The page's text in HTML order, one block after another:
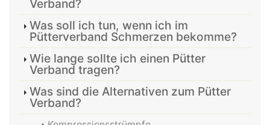
Verband?
Was soll ich tun, wenn ich im
Pütterverband Schmerzen bekomme?
Wie lange sollte ich einen Pütter
Verband tragen?
Was sind die Alternativen zum Pütter
Verband?